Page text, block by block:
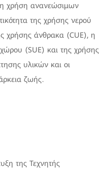
χρήση ανανεώσιμων
της χρήσης νερού
χρήσης άνθρακα (CUE), η
(SUE) και της χρήσης
υλικών και οι
ζωής.
της Τεχνητής